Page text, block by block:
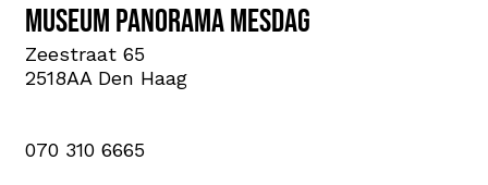
Museum Panorama Mesdag
Zeestraat 65
2518AA Den Haag
070 310 6665